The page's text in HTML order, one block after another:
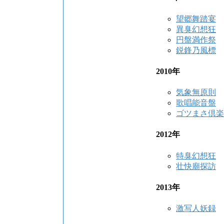
望郷舞踏宴
異臭幻想狂
円盤満作祭
鋭鋒乃風標
2010年
気象無原則
歌唱能音盤
ゴツまさ倶
2012年
特臭幻想狂
壮快廟探訪
2013年
激写人妖録